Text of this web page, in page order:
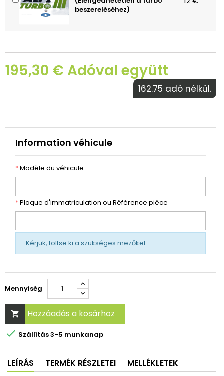
beszereléséhez)
195,30 € Adóval együtt
162.75 adó nélkül.
Information véhicule
*Modèle du véhicule
*Plaque d'immatriculation ou Référence pièce
Kérjük, töltse ki a szükséges mezőket.
Mennyiség
 Hozzáadás a kosárhoz
 Szállítás 3-5 munkanap
LEÍRÁS TERMÉK RÉSZLETEI MELLÉKLETEK